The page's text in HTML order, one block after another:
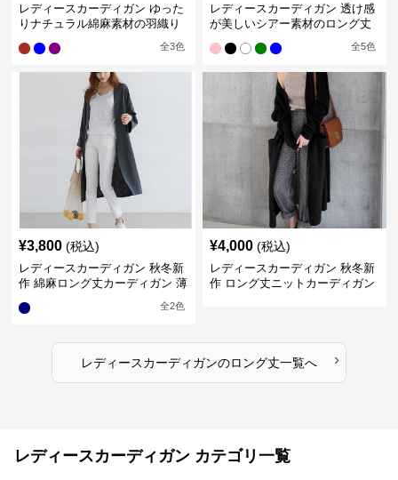
レディースカーディガン ゆった
りナチュラル綿麻素材の羽織り
全3色
レディースカーディガン 透け感
が美しいシアー素材のロング丈
全5色
¥3,800 (税込)
レディースカーディガン 秋冬新
作 綿麻ロング丈カーディガン 薄
全2色
¥4,000 (税込)
レディースカーディガン 秋冬新
作 ロング丈ニットカーディガン
レディースカーディガンのロング丈一覧へ ›
レディースカーディガン カテゴリ一覧